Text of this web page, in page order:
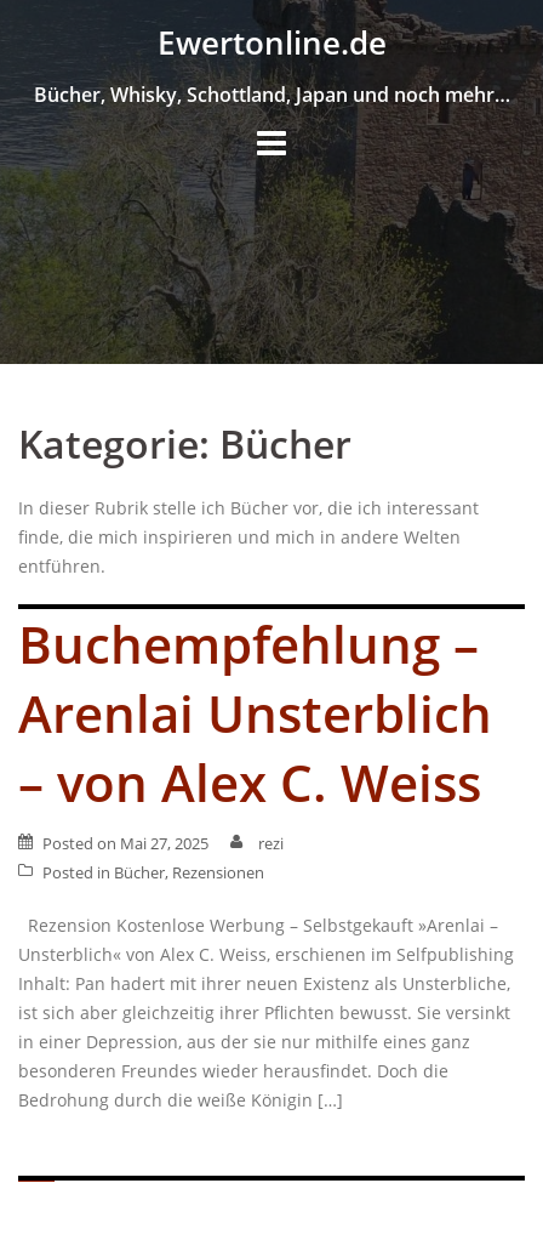
to
Ewertonline.de
Bücher, Whisky, Schottland, Japan und noch mehr…
Kategorie: Bücher
In dieser Rubrik stelle ich Bücher vor, die ich interessant
finde, die mich inspirieren und mich in andere Welten
entführen.
Buchempfehlung –
Arenlai Unsterblich
– von Alex C. Weiss
Posted on Mai 27, 2025
rezi
Posted in Bücher, Rezensionen
Rezension Kostenlose Werbung – Selbstgekauft »Arenlai –
Unsterblich« von Alex C. Weiss, erschienen im Selfpublishing
Inhalt: Pan hadert mit ihrer neuen Existenz als Unsterbliche,
ist sich aber gleichzeitig ihrer Pflichten bewusst. Sie versinkt
in einer Depression, aus der sie nur mithilfe eines ganz
besonderen Freundes wieder herausfindet. Doch die
Bedrohung durch die weiße Königin […]